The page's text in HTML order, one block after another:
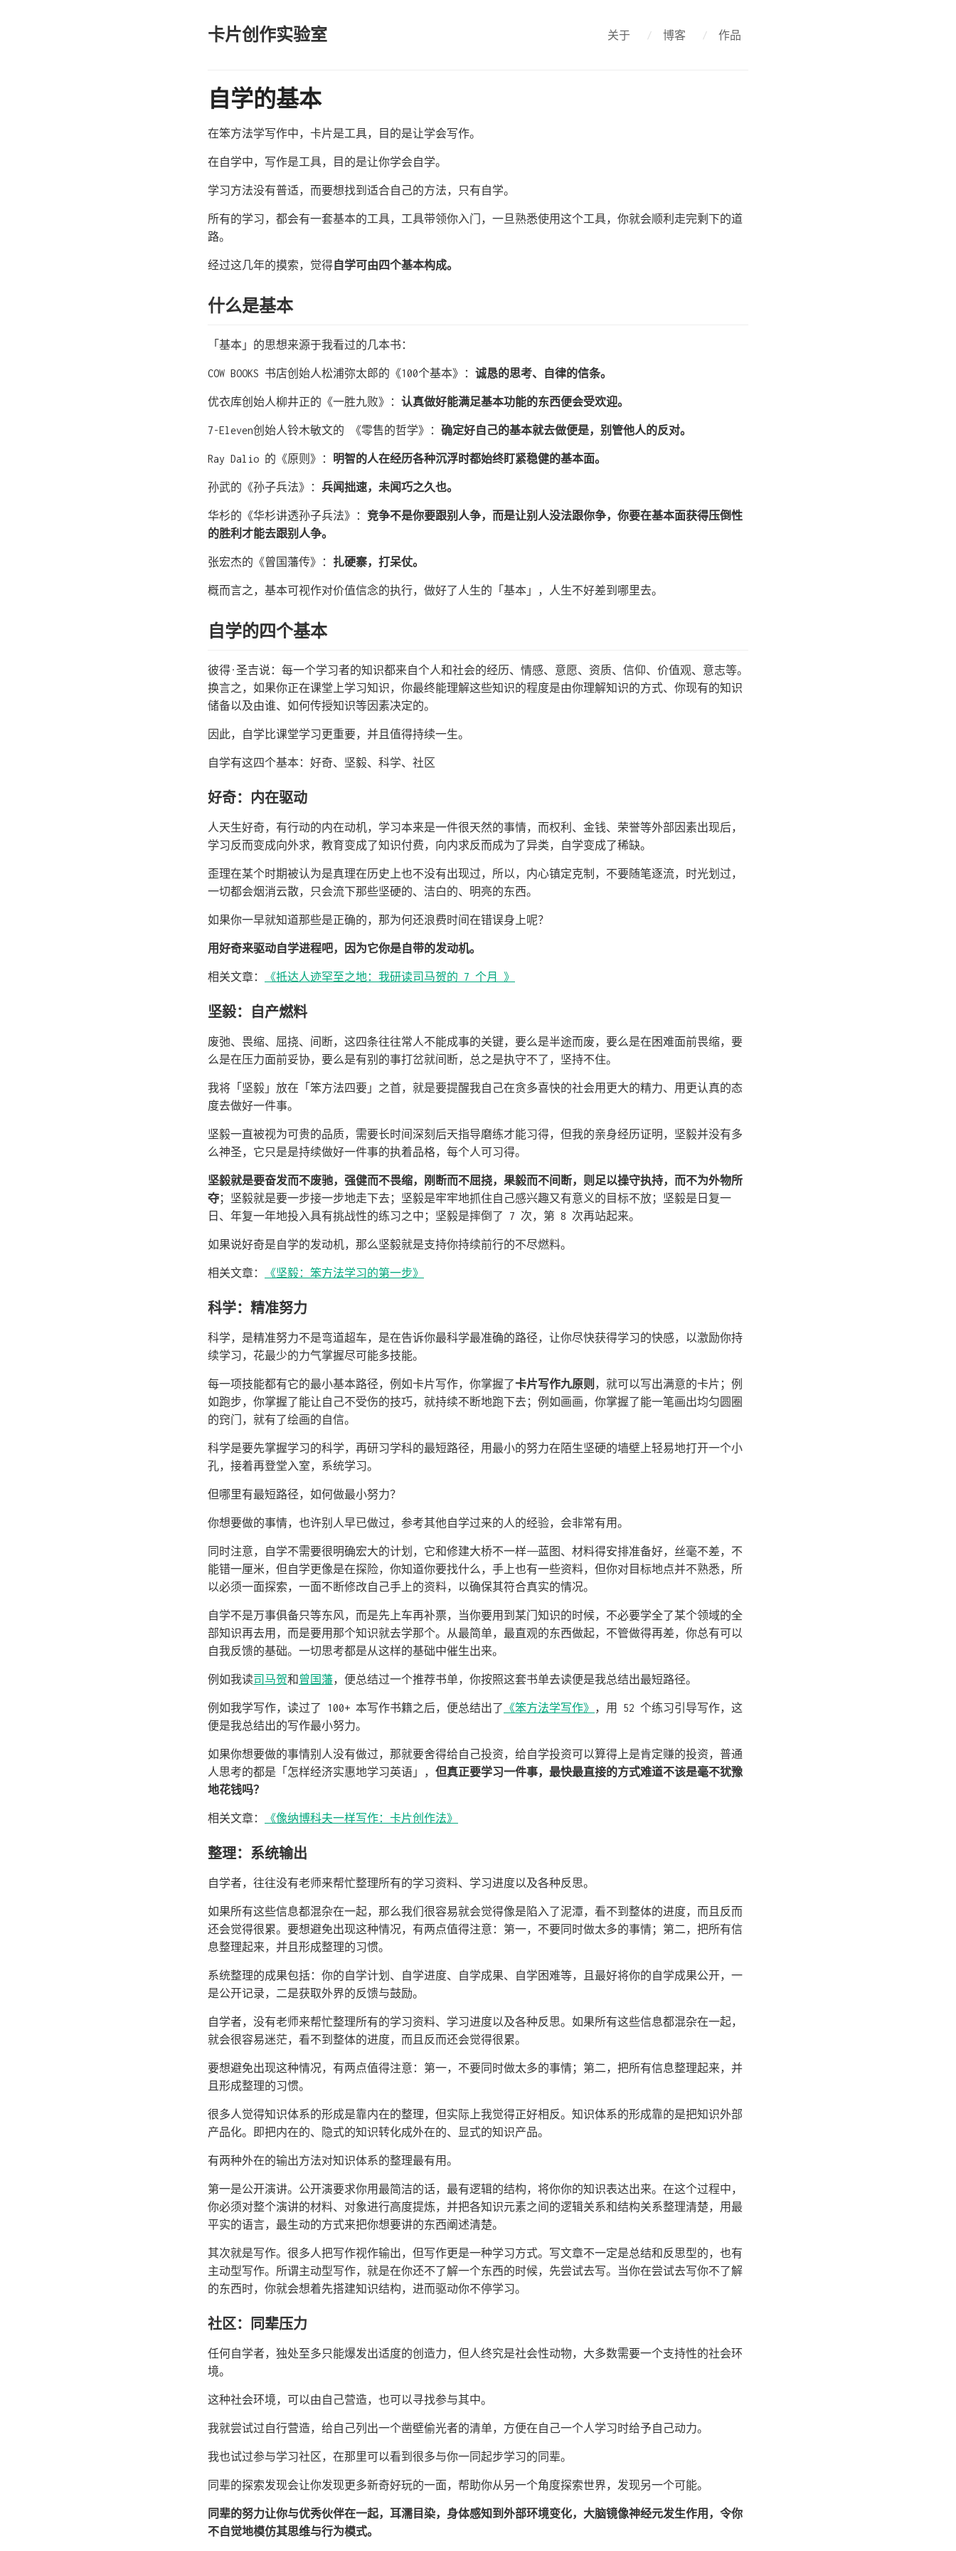
卡片创作实验室 关于 / 博客 / 作品
自学的基本
在笨方法学写作中，卡片是工具，目的是让学会写作。
在自学中，写作是工具，目的是让你学会自学。
学习方法没有普适，而要想找到适合自己的方法，只有自学。
所有的学习，都会有一套基本的工具，工具带领你入门，一旦熟悉使用这个工具，你就会顺利走完剩下的道
路。
经过这几年的摸索，觉得自学可由四个基本构成。
什么是基本
「基本」的思想来源于我看过的几本书：
COW BOOKS 书店创始人松浦弥太郎的《100个基本》： 诚恳的思考、自律的信条。
优衣库创始人柳井正的《一胜九败》： 认真做好能满足基本功能的东西便会受欢迎。
7-Eleven创始人铃木敏文的 《零售的哲学》： 确定好自己的基本就去做便是，别管他人的反对。
Ray Dalio 的《原则》： 明智的人在经历各种沉浮时都始终盯紧稳健的基本面。
孙武的《孙子兵法》： 兵闻拙速，未闻巧之久也。
华杉的《华杉讲透孙子兵法》： 竞争不是你要跟别人争，而是让别人没法跟你争，你要在基本面获得压倒性
的胜利才能去跟别人争。
张宏杰的《曾国藩传》： 扎硬寨，打呆仗。
概而言之，基本可视作对价值信念的执行，做好了人生的「基本」，人生不好差到哪里去。
自学的四个基本
彼得·圣吉说：每一个学习者的知识都来自个人和社会的经历、情感、意愿、资质、信仰、价值观、意志等。
换言之，如果你正在课堂上学习知识，你最终能理解这些知识的程度是由你理解知识的方式、你现有的知识
储备以及由谁、如何传授知识等因素决定的。
因此，自学比课堂学习更重要，并且值得持续一生。
自学有这四个基本：好奇、坚毅、科学、社区
好奇：内在驱动
人天生好奇，有行动的内在动机，学习本来是一件很天然的事情，而权利、金钱、荣誉等外部因素出现后，
学习反而变成向外求，教育变成了知识付费，向内求反而成为了异类，自学变成了稀缺。
歪理在某个时期被认为是真理在历史上也不没有出现过，所以，内心镇定克制，不要随笔逐流，时光划过，
一切都会烟消云散，只会流下那些坚硬的、洁白的、明亮的东西。
如果你一早就知道那些是正确的，那为何还浪费时间在错误身上呢？
用好奇来驱动自学进程吧，因为它你是自带的发动机。
相关文章： 《抵达人迹罕至之地：我研读司马贺的 7 个月 》
坚毅：自产燃料
废弛、畏缩、屈挠、间断，这四条往往常人不能成事的关键，要么是半途而废，要么是在困难面前畏缩，要
么是在压力面前妥协，要么是有别的事打岔就间断，总之是执守不了，坚持不住。
我将「坚毅」放在「笨方法四要」之首，就是要提醒我自己在贪多喜快的社会用更大的精力、用更认真的态
度去做好一件事。
坚毅一直被视为可贵的品质，需要长时间深刻后天指导磨练才能习得，但我的亲身经历证明，坚毅并没有多
么神圣，它只是是持续做好一件事的执着品格，每个人可习得。
坚毅就是要奋发而不废驰，强健而不畏缩，刚断而不屈挠，果毅而不间断，则足以操守执持，而不为外物所
夺；坚毅就是要一步接一步地走下去；坚毅是牢牢地抓住自己感兴趣又有意义的目标不放；坚毅是日复一
日、年复一年地投入具有挑战性的练习之中；坚毅是摔倒了 7 次，第 8 次再站起来。
如果说好奇是自学的发动机，那么坚毅就是支持你持续前行的不尽燃料。
相关文章： 《坚毅：笨方法学习的第一步》
科学：精准努力
科学，是精准努力不是弯道超车，是在告诉你最科学最准确的路径，让你尽快获得学习的快感，以激励你持
续学习，花最少的力气掌握尽可能多技能。
每一项技能都有它的最小基本路径，例如卡片写作，你掌握了卡片写作九原则 ，就可以写出满意的卡片；例
如跑步，你掌握了能让自己不受伤的技巧，就持续不断地跑下去；例如画画，你掌握了能一笔画出均匀圆圈
的窍门，就有了绘画的自信。
科学是要先掌握学习的科学，再研习学科的最短路径，用最小的努力在陌生坚硬的墙壁上轻易地打开一个小
孔，接着再登堂入室，系统学习。
但哪里有最短路径，如何做最小努力？
你想要做的事情，也许别人早已做过，参考其他自学过来的人的经验，会非常有用。
同时注意，自学不需要很明确宏大的计划，它和修建大桥不一样——蓝图、材料得安排准备好，丝毫不差，不
能错一厘米，但自学更像是在探险，你知道你要找什么，手上也有一些资料，但你对目标地点并不熟悉，所
以必须一面探索，一面不断修改自己手上的资料，以确保其符合真实的情况。
自学不是万事俱备只等东风，而是先上车再补票，当你要用到某门知识的时候，不必要学全了某个领域的全
部知识再去用，而是要用那个知识就去学那个。从最简单，最直观的东西做起，不管做得再差，你总有可以
自我反馈的基础。一切思考都是从这样的基础中催生出来。
例如我读司马贺和 曾国藩，便总结过一个推荐书单，你按照这套书单去读便是我总结出最短路径。
例如我学写作，读过了 100+ 本写作书籍之后，便总结出了 《笨方法学写作》 ，用 52 个练习引导写作，这
便是我总结出的写作最小努力。
如果你想要做的事情别人没有做过，那就要舍得给自己投资，给自学投资可以算得上是肯定赚的投资，普通
人思考的都是「怎样经济实惠地学习英语」， 但真正要学习一件事，最快最直接的方式难道不该是毫不犹豫
地花钱吗？
相关文章： 《像纳博科夫一样写作：卡片创作法》
整理：系统输出
自学者，往往没有老师来帮忙整理所有的学习资料、学习进度以及各种反思。
如果所有这些信息都混杂在一起，那么我们很容易就会觉得像是陷入了泥潭，看不到整体的进度，而且反而
还会觉得很累。要想避免出现这种情况，有两点值得注意：第一，不要同时做太多的事情；第二，把所有信
息整理起来，并且形成整理的习惯。
系统整理的成果包括：你的自学计划、自学进度、自学成果、自学困难等，且最好将你的自学成果公开，一
是公开记录，二是获取外界的反馈与鼓励。
自学者，没有老师来帮忙整理所有的学习资料、学习进度以及各种反思。如果所有这些信息都混杂在一起，
就会很容易迷茫，看不到整体的进度，而且反而还会觉得很累。
要想避免出现这种情况，有两点值得注意：第一，不要同时做太多的事情；第二，把所有信息整理起来，并
且形成整理的习惯。
很多人觉得知识体系的形成是靠内在的整理，但实际上我觉得正好相反。知识体系的形成靠的是把知识外部
产品化。即把内在的、隐式的知识转化成外在的、显式的知识产品。
有两种外在的输出方法对知识体系的整理最有用。
第一是公开演讲。公开演要求你用最简洁的话，最有逻辑的结构，将你你的知识表达出来。在这个过程中，
你必须对整个演讲的材料、对象进行高度提炼，并把各知识元素之间的逻辑关系和结构关系整理清楚，用最
平实的语言，最生动的方式来把你想要讲的东西阐述清楚。
其次就是写作。很多人把写作视作输出，但写作更是一种学习方式。写文章不一定是总结和反思型的，也有
主动型写作。所谓主动型写作，就是在你还不了解一个东西的时候，先尝试去写。当你在尝试去写你不了解
的东西时，你就会想着先搭建知识结构，进而驱动你不停学习。
社区：同辈压力
任何自学者，独处至多只能爆发出适度的创造力，但人终究是社会性动物，大多数需要一个支持性的社会环
境。
这种社会环境，可以由自己营造，也可以寻找参与其中。
我就尝试过自行营造，给自己列出一个凿壁偷光者的清单，方便在自己一个人学习时给予自己动力。
我也试过参与学习社区，在那里可以看到很多与你一同起步学习的同辈。
同辈的探索发现会让你发现更多新奇好玩的一面，帮助你从另一个角度探索世界，发现另一个可能。
同辈的努力让你与优秀伙伴在一起，耳濡目染，身体感知到外部环境变化，大脑镜像神经元发生作用，令你
不自觉地模仿其思维与行为模式。